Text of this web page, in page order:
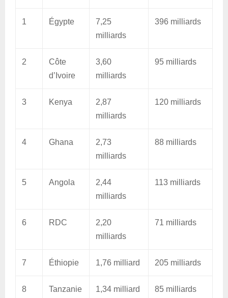
1 Égypte
7,25
milliards
396 milliards
2
Côte
d’Ivoire
3,60
milliards
95 milliards
3 Kenya
2,87
milliards
120 milliards
4 Ghana
2,73
milliards
88 milliards
5 Angola
2,44
milliards
113 milliards
6 RDC
2,20
milliards
71 milliards
7 Éthiopie 1,76 milliard 205 milliards
8 Tanzanie 1,34 milliard 85 milliards